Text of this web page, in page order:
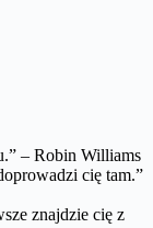
– Robin Williams
cię tam.”
znajdzie cię z